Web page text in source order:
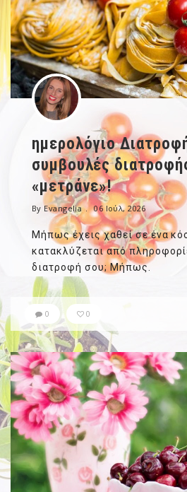
ημερολόγιο
συμβουλές
«μετράνε»!
By Evangelia 06 Ιούλ, 2026
Μήπως έχεις χαθεί σε ένα
κατακλύζεται από
διατροφή σου; Μήπως.
0 0